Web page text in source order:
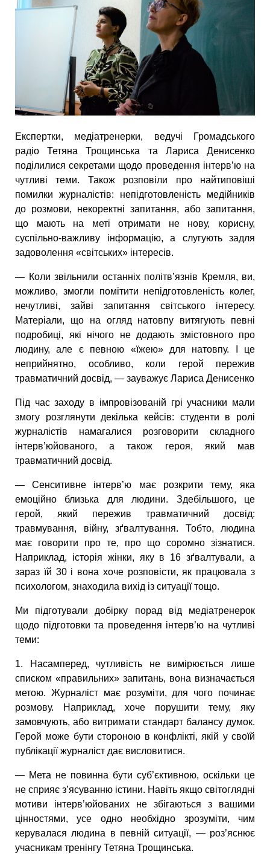
Експертки, медіатренерки, ведучі Громадського
радіо Тетяна Трощинська та Лариса Денисенко
поділилися секретами щодо проведення інтерв’ю на
чутливі теми. Також розповіли про найтиповіші
помилки журналістів: непідготовленість медійників
до розмови, некоректні запитання, або запитання,
що мають на меті отримати не нову, корисну,
суспільно-важливу інформацію, а слугують задля
задоволення «світських» інтересів.
— Коли звільнили останніх політв’язнів Кремля, ви,
можливо, змогли помітити непідготовленість колег,
нечутливі, зайві запитання світського інтересу.
Матеріали, що на огляд натовпу витягують певні
подробиці, які нічого не додають змістовного про
людину, але є певною «їжею» для натовпу. І це
неприйнятно, особливо, коли герой пережив
травматичний досвід, — зауважує Лариса Денисенко
Під час заходу в імпровізованій грі учасники мали
змогу розглянути декілька кейсів: студенти в ролі
журналістів намагалися розговорити складного
інтерв’юйованого, а також героя, який мав
травматичний досвід.
— Сенситивне інтерв’ю має розкрити тему, яка
емоційно близька для людини. Здебільшого, це
герой, який пережив травматичний досвід:
травмування, війну, зґвалтування. Тобто, людина
має говорити про те, про що соромно зізнатися.
Наприклад, історія жінки, яку в 16 зґвалтували, а
зараз їй 30 і вона хоче розповісти, як працювала з
психологом, знаходила вихід із ситуації тощо.
Ми підготували добірку порад від медіатренерок
щодо підготовки та проведення інтерв’ю на чутливі
теми:
1. Насамперед, чутливість не вимірюється лише
списком «правильних» запитань, вона визначається
метою. Журналіст має розуміти, для чого починає
розмову. Наприклад, хоче порушити тему, яку
замовчують, або витримати стандарт балансу думок.
Герой може бути стороною в конфлікті, якій у своїй
публікації журналіст дає висловитися.
— Мета не повинна бути суб’єктивною, оскільки це
не сприяє з’ясуванню істини. Навіть якщо світоглядні
мотиви інтерв’юйованих не збігаються з вашими
цінностями, усе одно необхідно зрозуміти, чим
керувалася людина в певній ситуації, — роз’яснює
учасникам тренінгу Тетяна Трощинська.